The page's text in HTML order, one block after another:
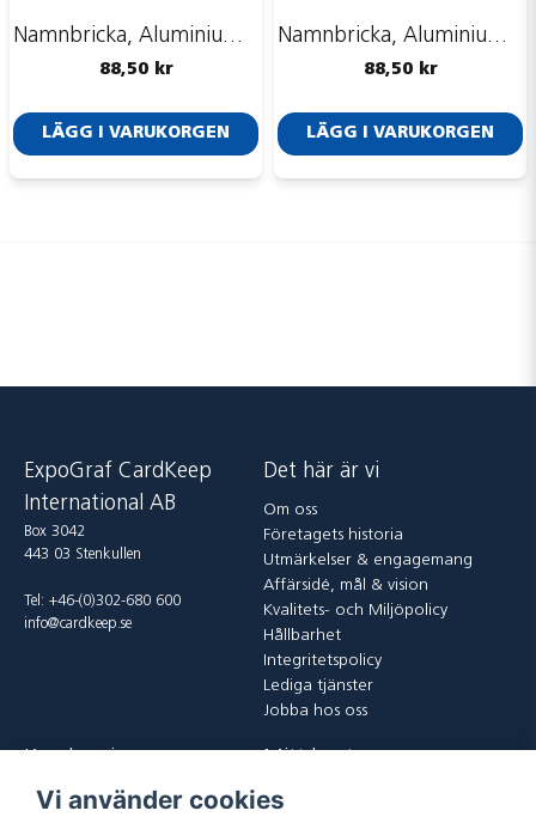
Namnbricka, Aluminium, Aluline, rektangulär, silver, 60x30 mm
88,50 kr
LÄGG I VARUKORGEN
Namnbricka, Aluminium, Aluline, TV-bricka, silver, 62x32 mm
88,50 kr
LÄGG I VARUKORGEN
ExpoGraf CardKeep
International AB
Box 3042
443 03 Stenkullen
Tel: +46-(0)302-680 600
info@cardkeep.se
Det här är vi
Om oss
Företagets historia
Utmärkelser & engagemang
Affärsidé, mål & vision
Kvalitets- och Miljöpolicy
Hållbarhet
Integritetspolicy
Lediga tjänster
Jobba hos oss
Kontakta oss
Logga in
Vi använder cookies